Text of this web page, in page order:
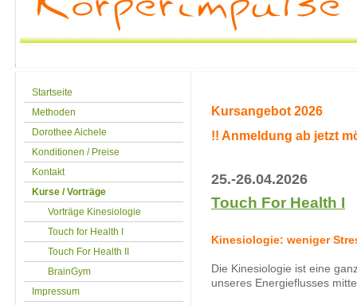
Startseite
Methoden
Dorothee Aichele
Konditionen / Preise
Kontakt
Kurse / Vorträge
Vorträge Kinesiologie
Touch for Health I
Touch For Health II
BrainGym
Impressum
Kursangebot 2026
!! Anmeldung ab jetzt
25.-26.04.2026
Touch For Health I
Kinesiologie: weniger
Die Kinesiologie ist eine
unseres Energieflusses